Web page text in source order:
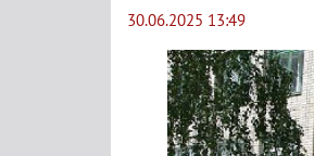
30.06.2025 13:49